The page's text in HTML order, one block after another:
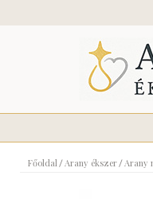
Főoldal/Arany ékszer/Arany